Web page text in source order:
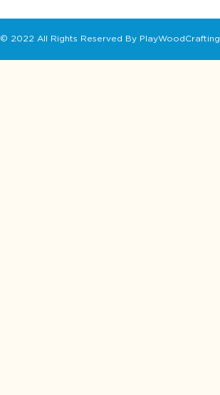
© 2022 All Rights Reserved By PlayWoodCrafting.